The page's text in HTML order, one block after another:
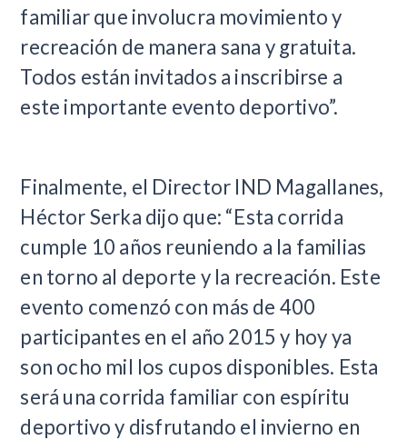
familiar que involucra movimiento y
recreación de manera sana y gratuita.
Todos están invitados a inscribirse a
este importante evento deportivo”.
Finalmente, el Director IND Magallanes,
Héctor Serka dijo que: “Esta corrida
cumple 10 años reuniendo a la familias
en torno al deporte y la recreación. Este
evento comenzó con más de 400
participantes en el año 2015 y hoy ya
son ocho mil los cupos disponibles. Esta
será una corrida familiar con espíritu
deportivo y disfrutando el invierno en